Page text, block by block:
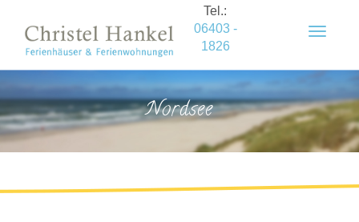
Tel.:
06403 -
1826
Toggle
Nordsee